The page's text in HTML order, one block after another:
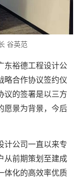
谷英范
东裕德工程设计公
略合作协议签约仪
议的签署是以三方
愿景为背景，今后
计公司一直以来专
从前期策划至建成
体化的高效率优质